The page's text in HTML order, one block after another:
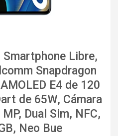
Smartphone Libre,
Snapdragon
E4 de 120
de 65W, Cámara
Dual Sim, NFC,
Neo Bue